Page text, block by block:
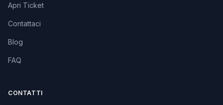
Apri Ticket
Contattaci
Blog
FAQ
CONTATTI